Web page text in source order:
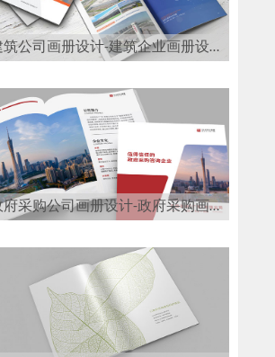
建筑公司画册设计-建筑企业画册设计公司
政府采购公司画册设计-政府采购画册设计公司